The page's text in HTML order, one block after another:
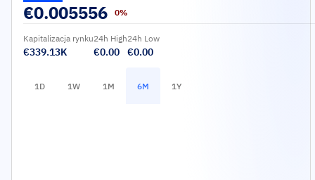
€0.005556 0%
Kapitalizacja rynku
€339.13K
24h High
€0.00
24h Low
€0.00
1D 1W 1M 6M 1Y